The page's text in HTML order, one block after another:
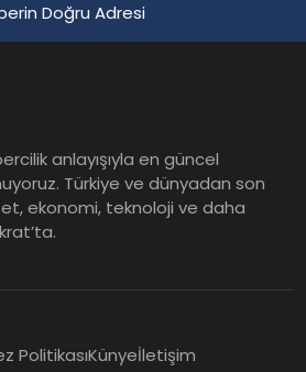
Doğru Adresi
anlayışıyla en güncel
Türkiye ve dünyadan son
ekonomi, teknoloji ve daha
PolitikasıKünyeİletişim